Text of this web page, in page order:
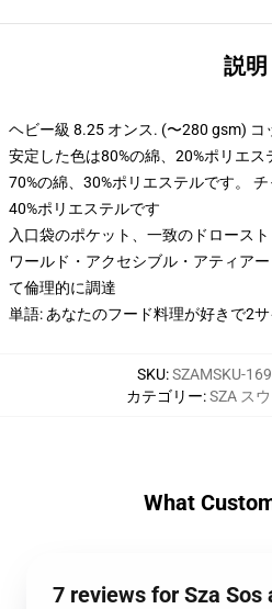
説明
ヘビー級 8.25 オンス. (〜280 gsm) コ
安定した色は80%の綿、20%ポリエ
70%の綿、30%ポリエステルです。
40%ポリエステルです
入口袋のポケット、一致のドロース
ワールド・アクセシブル・アティア
て倫理的に調達
単語: あなたのフード料理が好きで2
SKU:SZAMSKU-
カテゴリー:SZA ス
What
7 reviews for Sza Sos